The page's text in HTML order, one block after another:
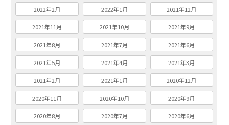
2022年2月 2022年1月 2021年12月
2021年11月 2021年10月 2021年9月
2021年8月 2021年7月 2021年6月
2021年5月 2021年4月 2021年3月
2021年2月 2021年1月 2020年12月
2020年11月 2020年10月 2020年9月
2020年8月 2020年7月 2020年6月